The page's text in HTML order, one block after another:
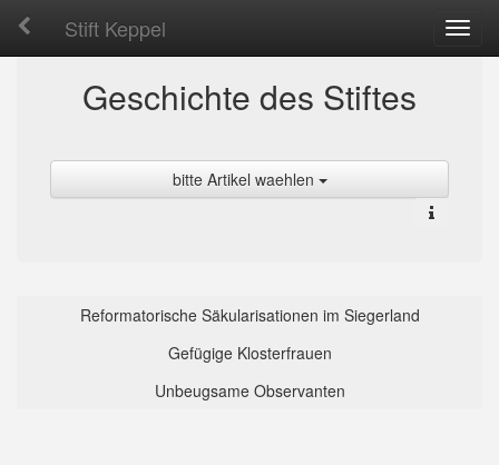
Stift Keppel
Geschichte des Stiftes
bitte Artikel waehlen
Reformatorische Säkularisationen im Siegerland
Gefügige Klosterfrauen
Unbeugsame Observanten